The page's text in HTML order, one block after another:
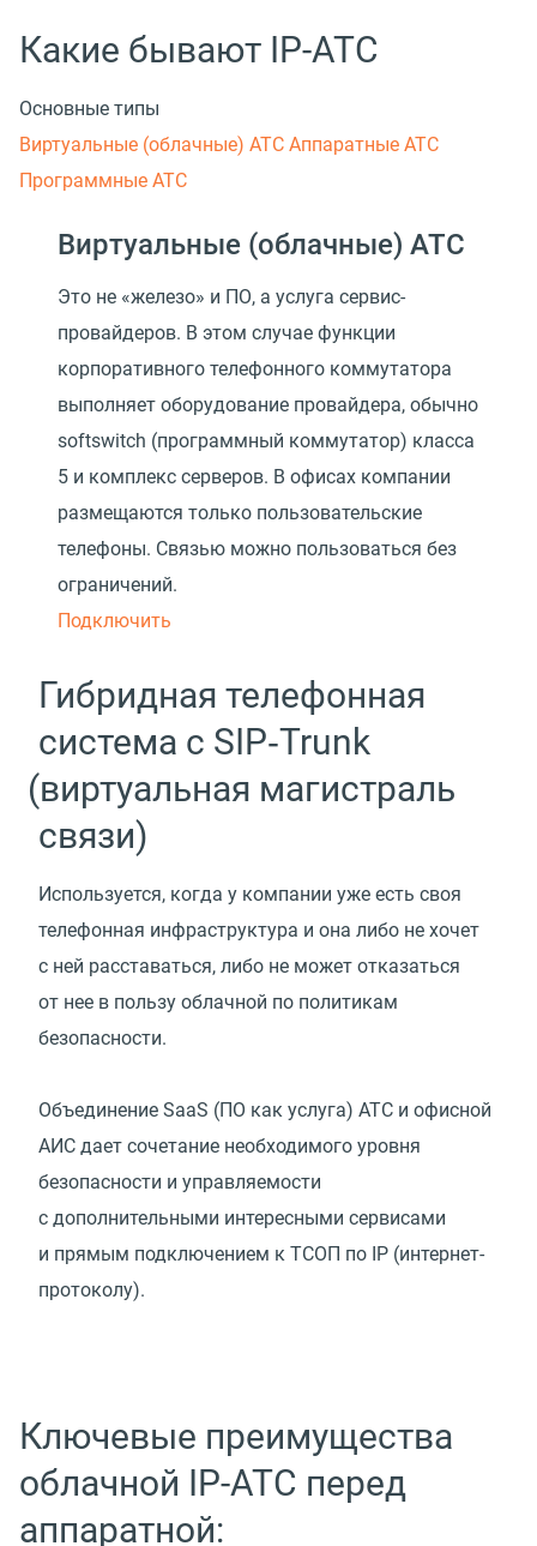
Какие бывают IP-АТС
Основные типы
Виртуальные (облачные) АТС Аппаратные АТС
Программные АТС
Виртуальные (облачные) АТС
Это не «железо» и ПО, а услуга сервис-
провайдеров. В этом случае функции
корпоративного телефонного коммутатора
выполняет оборудование провайдера, обычно
softswitch (программный коммутатор) класса
5 и комплекс серверов. В офисах компании
размещаются только пользовательские
телефоны. Связью можно пользоваться без
ограничений.
Подключить
Гибридная телефонная
система с SIP‑Trunk
(виртуальная магистраль
связи)
Используется, когда у компании уже есть своя
телефонная инфраструктура и она либо не хочет
с ней расставаться, либо не может отказаться
от нее в пользу облачной по политикам
безопасности.
Объединение SaaS (ПО как услуга) АТС и офисной
АИС дает сочетание необходимого уровня
безопасности и управляемости
с дополнительными интересными сервисами
и прямым подключением к ТСОП по IP (интернет-
протоколу).
Ключевые преимущества
облачной IP-АТС перед
аппаратной: